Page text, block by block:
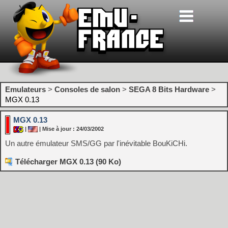
Emulateurs > Consoles de salon > SEGA 8 Bits Hardware >
MGX 0.13
MGX 0.13
| | Mise à jour : 24/03/2002
Un autre émulateur SMS/GG par l'inévitable BouKiCHi.
Télécharger MGX 0.13 (90 Ko)